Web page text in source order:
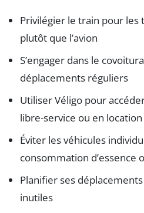
Privilégier le train pour les
plutôt que l’avion
S’engager dans le
déplacements réguliers
Utiliser Véligo pour
libre-service ou en
Éviter les véhicules
consommation d’essence
Planifier ses
inutiles